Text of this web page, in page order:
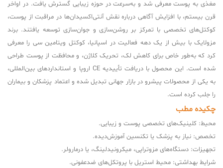
مغذی به پوست معرفی شد و به‌سرعت در حوزه زیبایی گسترش یافت. در اواخر
قرن بیستم، با افزایش آگاهی درباره نقش آنتی‌اکسیدان‌ها در مراقبت از پوست،
کوکتل‌های تخصصی با تمرکز بر روشن‌سازی و جوان‌سازی توسعه یافتند. برند
مزولایک با بیش از یک دهه فعالیت در اسپانیا، کوکتل ویتامین سی را معرفی
کرد که به‌طور خاص برای کاهش لک، تحریک کلاژن، و محافظت از پوست طراحی
شده است. این محصول با دریافت تأییدیه CE اروپا و استانداردهای بین‌المللی،
به یکی از محصولات پیشرو در بازار جهانی تبدیل شده و اعتماد پزشکان و بیماران
را جلب کرده است.
چکیده مطب
محیط: کلینیک‌های تخصصی پوست و زیبایی.
تخصص: نیاز به پزشک یا تکنسین آموزش‌دیده.
تجهیزات: دستگاه‌های مزوتراپی، میکرونیدلینگ، یا درمارولر.
شرایط بهداشتی: محیط استریل با پروتکل‌های ضدعفونی.